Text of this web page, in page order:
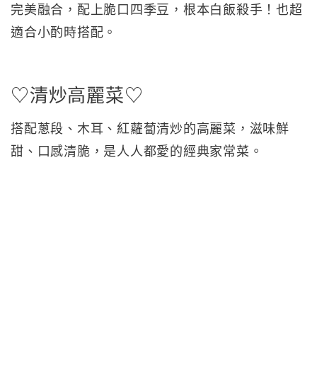
完美融合，配上脆口四季豆，根本白飯殺手！也超
適合小酌時搭配。
♡清炒高麗菜♡
搭配蔥段、木耳、紅蘿蔔清炒的高麗菜，滋味鮮
甜、口感清脆，是人人都愛的經典家常菜。